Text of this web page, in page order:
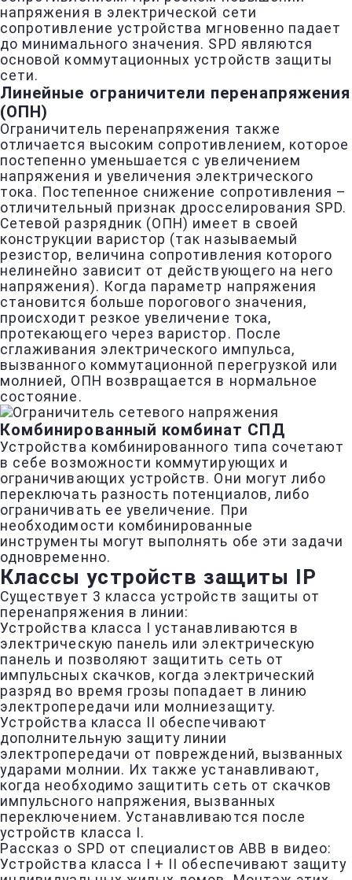
напряжения в электрической сети
сопротивление устройства мгновенно падает
до минимального значения. SPD являются
основой коммутационных устройств защиты
сети.
Линейные ограничители перенапряжения
(ОПН)
Ограничитель перенапряжения также
отличается высоким сопротивлением, которое
постепенно уменьшается с увеличением
напряжения и увеличения электрического
тока. Постепенное снижение сопротивления –
отличительный признак дросселирования SPD.
Сетевой разрядник (ОПН) имеет в своей
конструкции варистор (так называемый
резистор, величина сопротивления которого
нелинейно зависит от действующего на него
напряжения). Когда параметр напряжения
становится больше порогового значения,
происходит резкое увеличение тока,
протекающего через варистор. После
сглаживания электрического импульса,
вызванного коммутационной перегрузкой или
молнией, ОПН возвращается в нормальное
состояние.
Комбинированный комбинат СПД
Устройства комбинированного типа сочетают
в себе возможности коммутирующих и
ограничивающих устройств. Они могут либо
переключать разность потенциалов, либо
ограничивать ее увеличение. При
необходимости комбинированные
инструменты могут выполнять обе эти задачи
одновременно.
Классы устройств защиты IP
Существует 3 класса устройств защиты от
перенапряжения в линии:
Устройства класса I устанавливаются в
электрическую панель или электрическую
панель и позволяют защитить сеть от
импульсных скачков, когда электрический
разряд во время грозы попадает в линию
электропередачи или молниезащиту.
Устройства класса II обеспечивают
дополнительную защиту линии
электропередачи от повреждений, вызванных
ударами молнии. Их также устанавливают,
когда необходимо защитить сеть от скачков
импульсного напряжения, вызванных
переключением. Устанавливаются после
устройств класса I.
Рассказ о SPD от специалистов ABB в видео:
Устройства класса I + II обеспечивают защиту